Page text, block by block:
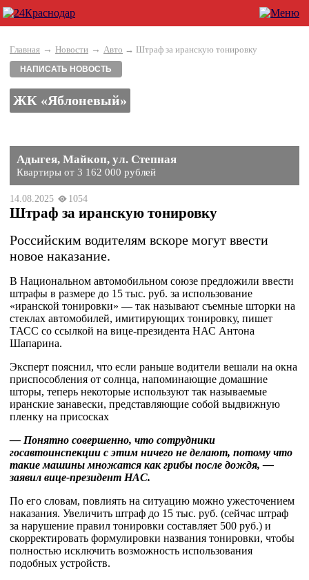
Главная → Новости → Авто → Штраф за иранскую тонировку
НАПИСАТЬ НОВОСТЬ
ЖК «Яблоневый»
Адыгея, Майкоп, ул. Степная
Квартиры от 3 162 000 рублей
14.08.2025 1054
Штраф за иранскую тонировку
Российским водителям вскоре могут ввести
новое наказание.
В Национальном автомобильном союзе предложили ввести
штрафы в размере до 15 тыс. руб. за использование
«иранской тонировки» — так называют съемные шторки на
стеклах автомобилей, имитирующих тонировку, пишет
ТАСС со ссылкой на вице-президента НАС Антона
Шапарина.
Эксперт пояснил, что если раньше водители вешали на окна
приспособления от солнца, напоминающие домашние
шторы, теперь некоторые используют так называемые
иранские занавески, представляющие собой выдвижную
пленку на присосках
— Понятно совершенно, что сотрудники
госавтоинспекции с этим ничего не делают, потому что
такие машины множатся как грибы после дождя, —
заявил вице-президент НАС.
По его словам, повлиять на ситуацию можно ужесточением
наказания. Увеличить штраф до 15 тыс. руб. (сейчас штраф
за нарушение правил тонировки составляет 500 руб.) и
скорректировать формулировки названия тонировки, чтобы
полностью исключить возможность использования
подобных устройств.